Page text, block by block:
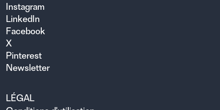
Instagram
LinkedIn
Facebook
X
Pinterest
Newsletter
LÉGAL